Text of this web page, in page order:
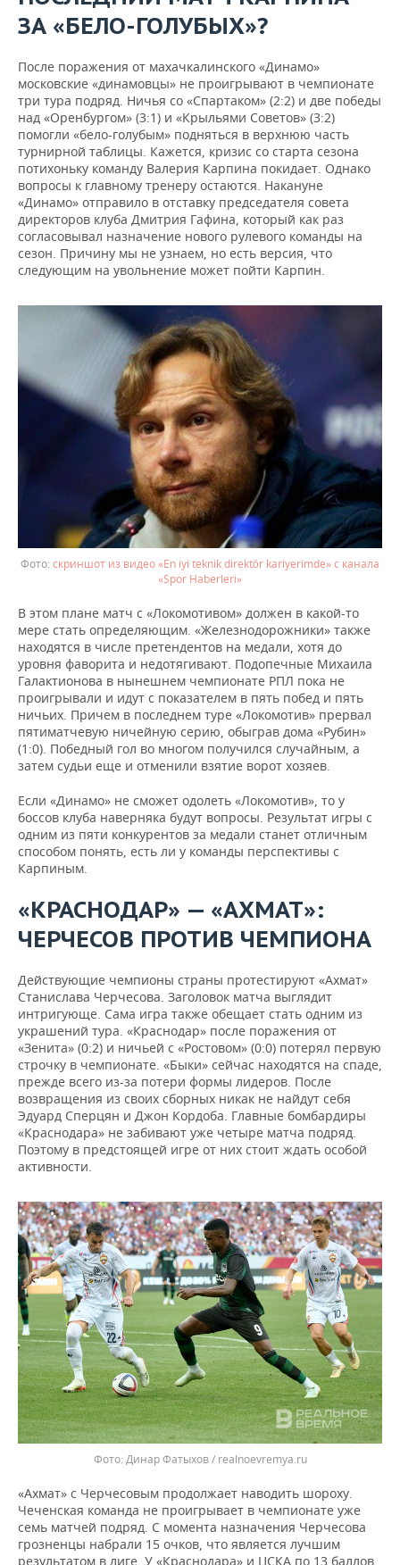
ЗА «БЕЛО-ГОЛУБЫХ»?
После поражения от махачкалинского «Динамо»
московские «динамовцы» не проигрывают в чемпионате
три тура подряд. Ничья со «Спартаком» (2:2) и две победы
над «Оренбургом» (3:1) и «Крыльями Советов» (3:2)
помогли «бело-голубым» подняться в верхнюю часть
турнирной таблицы. Кажется, кризис со старта сезона
потихоньку команду Валерия Карпина покидает. Однако
вопросы к главному тренеру остаются. Накануне
«Динамо» отправило в отставку председателя совета
директоров клуба Дмитрия Гафина, который как раз
согласовывал назначение нового рулевого команды на
сезон. Причину мы не узнаем, но есть версия, что
следующим на увольнение может пойти Карпин.
скриншот из видео «En iyi teknik direktör kariyerimde» с канала
«Spor Haberleri»
В этом плане матч с «Локомотивом» должен в какой-то
мере стать определяющим. «Железнодорожники» также
находятся в числе претендентов на медали, хотя до
уровня фаворита и недотягивают. Подопечные Михаила
Галактионова в нынешнем чемпионате РПЛ пока не
проигрывали и идут с показателем в пять побед и пять
ничьих. Причем в последнем туре «Локомотив» прервал
пятиматчевую ничейную серию, обыграв дома «Рубин»
(1:0). Победный гол во многом получился случайным, а
затем судьи еще и отменили взятие ворот хозяев.
Если «Динамо» не сможет одолеть «Локомотив», то у
боссов клуба наверняка будут вопросы. Результат игры с
одним из пяти конкурентов за медали станет отличным
способом понять, есть ли у команды перспективы с
Карпиным.
«КРАСНОДАР» — «АХМАТ»:
ЧЕРЧЕСОВ ПРОТИВ ЧЕМПИОНА
Действующие чемпионы страны протестируют «Ахмат»
Станислава Черчесова. Заголовок матча выглядит
интригующе. Сама игра также обещает стать одним из
украшений тура. «Краснодар» после поражения от
«Зенита» (0:2) и ничьей с «Ростовом» (0:0) потерял первую
строчку в чемпионате. «Быки» сейчас находятся на спаде,
прежде всего из-за потери формы лидеров. После
возвращения из своих сборных никак не найдут себя
Эдуард Сперцян и Джон Кордоба. Главные бомбардиры
«Краснодара» не забивают уже четыре матча подряд.
Поэтому в предстоящей игре от них стоит ждать особой
активности.
Динар Фатыхов / realnoevremya.ru
«Ахмат» с Черчесовым продолжает наводить шороху.
Чеченская команда не проигрывает в чемпионате уже
семь матчей подряд. С момента назначения Черчесова
грозненцы набрали 15 очков, что является лучшим
результатом в лиге. У «Краснодара» и ЦСКА по 13 баллов,